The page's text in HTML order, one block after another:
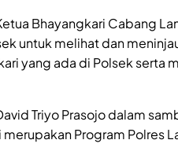
Bhayangkari Cabang
untuk melihat dan
yang ada di Polsek serta
Triyo Prasojo dalam
Program Polres